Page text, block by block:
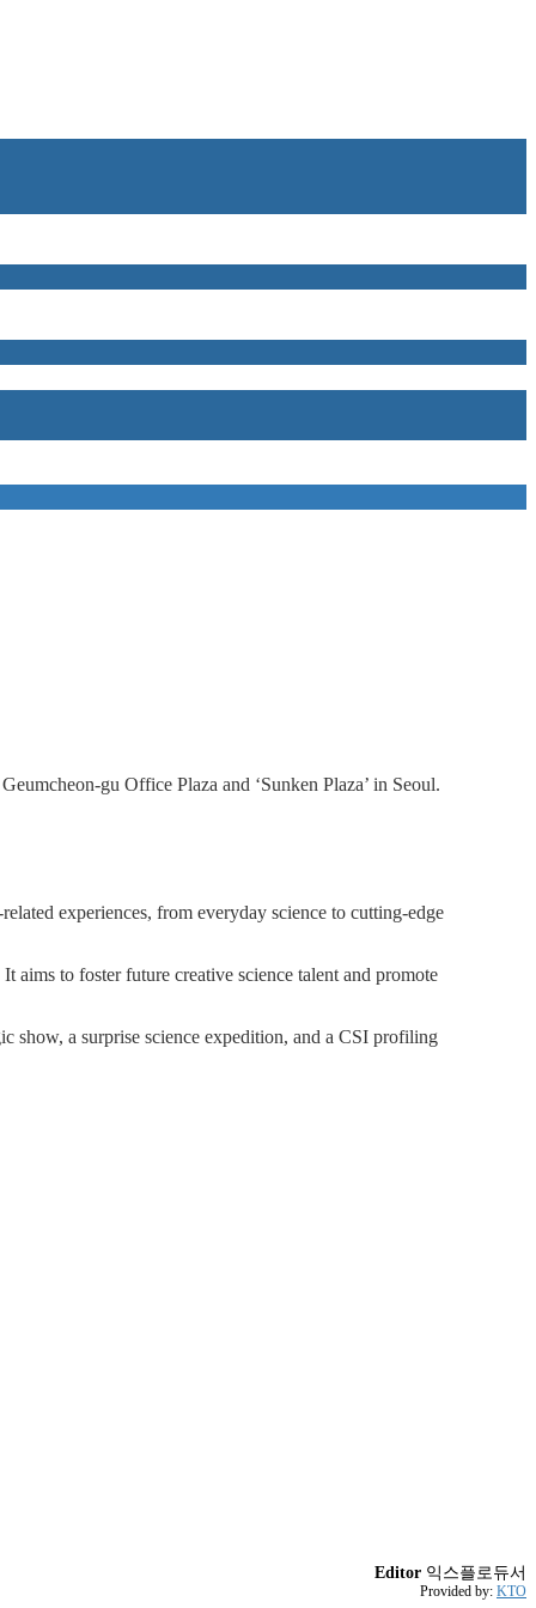
gu Office Plaza and ‘Sunken Plaza’ in Seoul.
experiences, from everyday science to cutting-edge
aims to foster future creative science talent and promote
show, a surprise science expedition, and a CSI profiling
Editor 익스플로듀서
Provided by: KTO